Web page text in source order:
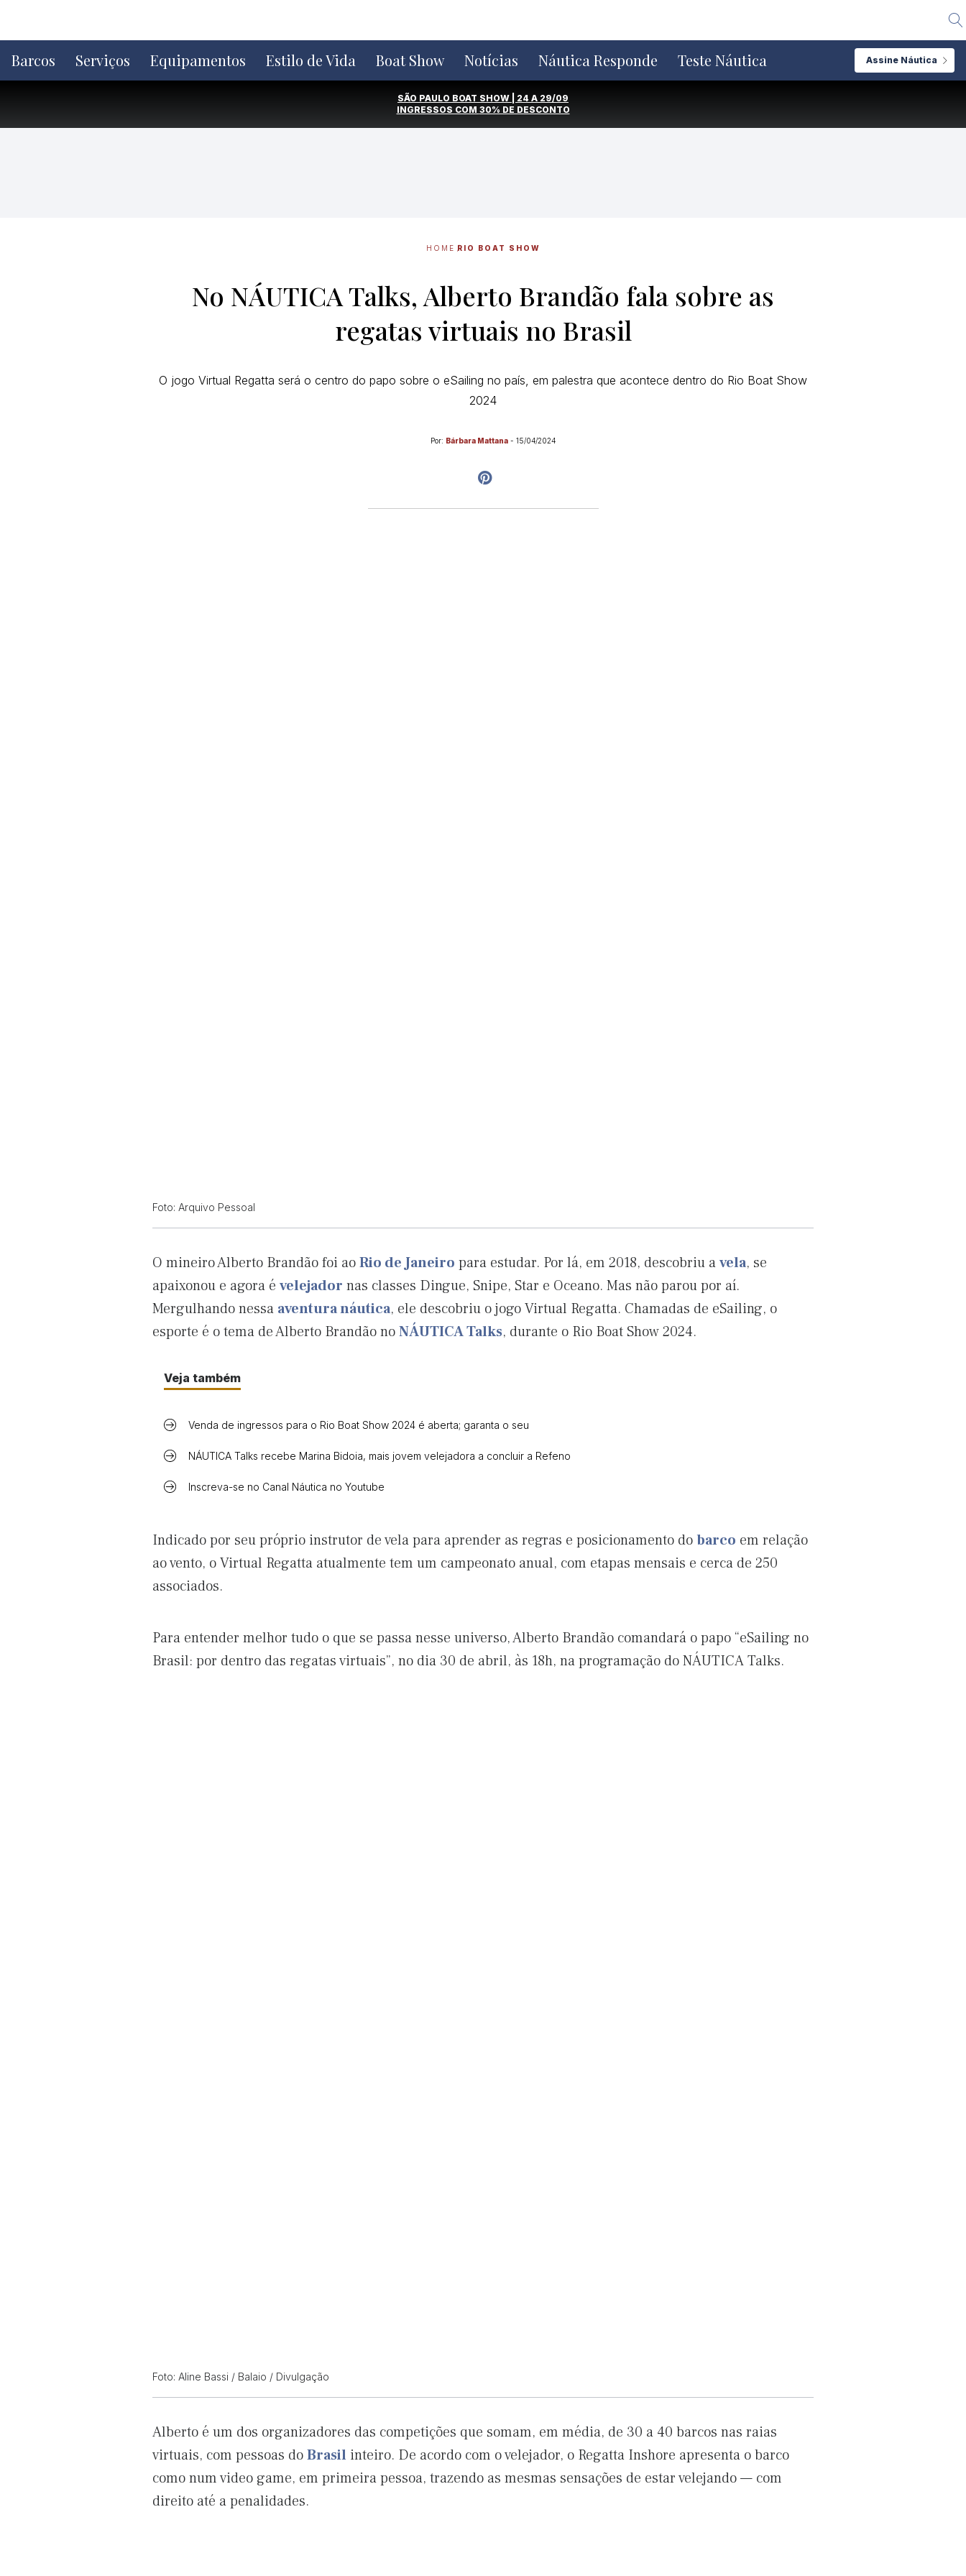
o
conteúdo
Barcos Serviços Equipamentos Estilo de Vida Boat Show Notícias Náutica Responde Teste Náutica Assine Náutica
SÃO PAULO BOAT SHOW | 24 A 29/09
INGRESSOS COM 30% DE DESCONTO
HOME RIO BOAT SHOW
No NÁUTICA Talks, Alberto Brandão fala sobre as
regatas virtuais no Brasil
O jogo Virtual Regatta será o centro do papo sobre o eSailing no país, em palestra que acontece dentro do Rio Boat Show
2024
Por: Bárbara Mattana - 15/04/2024
Foto: Arquivo Pessoal
O mineiro Alberto Brandão foi aoRio de Janeiro para estudar. Por lá, em 2018, descobriu avela, se
apaixonou e agora é velejador nas classes Dingue, Snipe, Star e Oceano. Mas não parou por aí.
Mergulhando nessa aventura náutica, ele descobriu o jogo Virtual Regatta. Chamadas de eSailing, o
esporte é o tema de Alberto Brandão noNÁUTICA Talks, durante o Rio Boat Show 2024.
Veja também
Venda de ingressos para o Rio Boat Show 2024 é aberta; garanta o seu
NÁUTICA Talks recebe Marina Bidoia, mais jovem velejadora a concluir a Refeno
Inscreva-se no Canal Náutica no Youtube
Indicado por seu próprio instrutor de vela para aprender as regras e posicionamento dobarco em relação
ao vento, o Virtual Regatta atualmente tem um campeonato anual, com etapas mensais e cerca de 250
associados.
Para entender melhor tudo o que se passa nesse universo, Alberto Brandão comandará o papo “eSailing no
Brasil: por dentro das regatas virtuais”, no dia 30 de abril, às 18h, na programação do NÁUTICA Talks.
Foto: Aline Bassi / Balaio / Divulgação
Alberto é um dos organizadores das competições que somam, em média, de 30 a 40 barcos nas raias
virtuais, com pessoas doBrasil inteiro. De acordo com o velejador, o Regatta Inshore apresenta o barco
como num video game, em primeira pessoa, trazendo as mesmas sensações de estar velejando — com
direito até a penalidades.